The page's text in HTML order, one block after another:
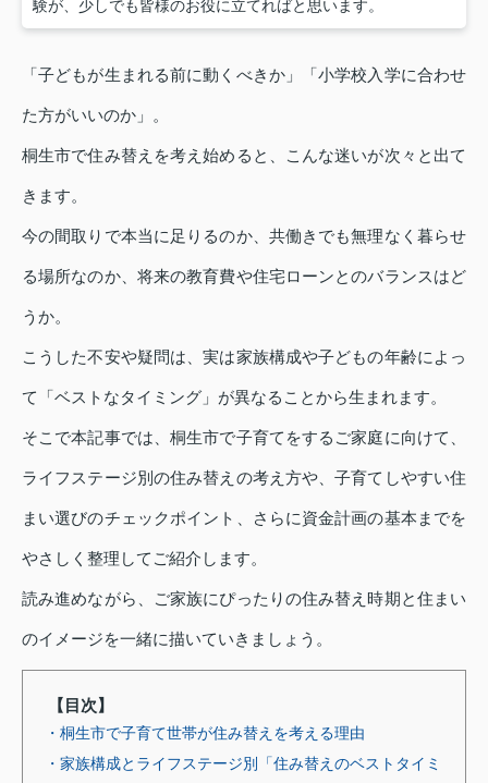
験が、少しでも皆様のお役に立てればと思います。
「子どもが生まれる前に動くべきか」「小学校入学に合わせ
た方がいいのか」。
桐生市で住み替えを考え始めると、こんな迷いが次々と出て
きます。
今の間取りで本当に足りるのか、共働きでも無理なく暮らせ
る場所なのか、将来の教育費や住宅ローンとのバランスはど
うか。
こうした不安や疑問は、実は家族構成や子どもの年齢によっ
て「ベストなタイミング」が異なることから生まれます。
そこで本記事では、桐生市で子育てをするご家庭に向けて、
ライフステージ別の住み替えの考え方や、子育てしやすい住
まい選びのチェックポイント、さらに資金計画の基本までを
やさしく整理してご紹介します。
読み進めながら、ご家族にぴったりの住み替え時期と住まい
のイメージを一緒に描いていきましょう。
【目次】
・桐生市で子育て世帯が住み替えを考える理由
・家族構成とライフステージ別「住み替えのベストタイミ